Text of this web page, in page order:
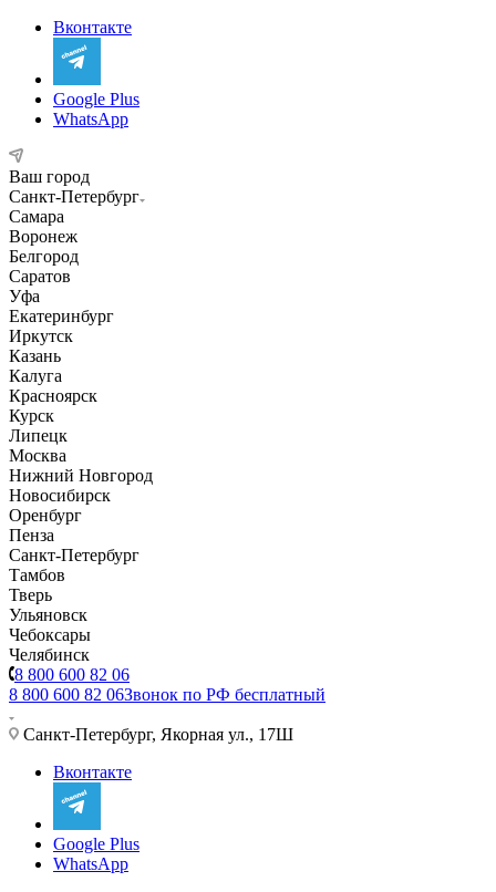
Вконтакте
Google Plus
WhatsApp
Ваш город
Санкт-Петербург
Самара
Воронеж
Белгород
Саратов
Уфа
Екатеринбург
Иркутск
Казань
Калуга
Красноярск
Курск
Липецк
Москва
Нижний Новгород
Новосибирск
Оренбург
Пенза
Санкт-Петербург
Тамбов
Тверь
Ульяновск
Чебоксары
Челябинск
8 800 600 82 06
8 800 600 82 06Звонок по РФ бесплатный
Санкт-Петербург, Якорная ул., 17Ш
Вконтакте
Google Plus
WhatsApp